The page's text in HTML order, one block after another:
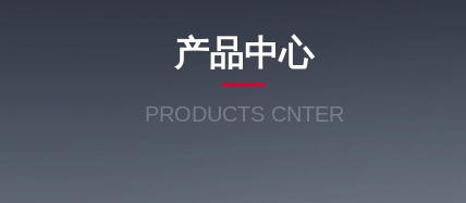
产品中心
PRODUCTS CNTER